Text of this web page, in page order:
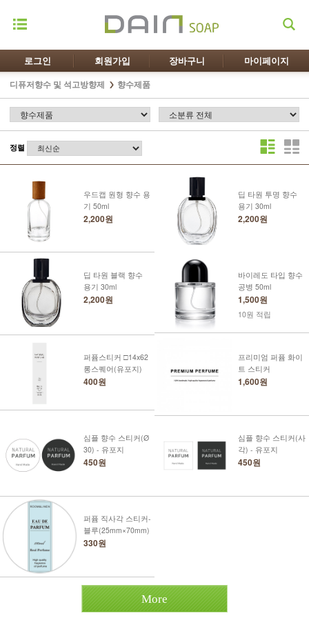
로그인 회원가입 장바구니 마이페이지
디퓨저향수 및 석고방향제 향수제품
정렬
우드캡 원형 향수 용
기 50ml
2,200원
딥 타원 투명 향수
용기 30ml
2,200원
딥 타원 블랙 향수
용기 30ml
2,200원
바이레도 타입 향수
공병 50ml
1,500원
10원 적립
퍼퓸스티커 □14x62
롱스퀘어(유포지)
400원
프리미엄 퍼퓸 화이
트 스티커
1,600원
심플 향수 스티커(Ø
30) - 유포지
450원
심플 향수 스티커(사
각) - 유포지
450원
퍼퓸 직사각 스티커-
블루(25mm×70mm)
330원
More